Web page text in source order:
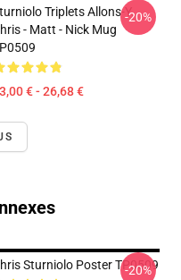
Triplets Allons-Y.
- Matt - Nick Mug
€ - 26,68 €
-20%
Sturniolo Poster TP0509
-20%